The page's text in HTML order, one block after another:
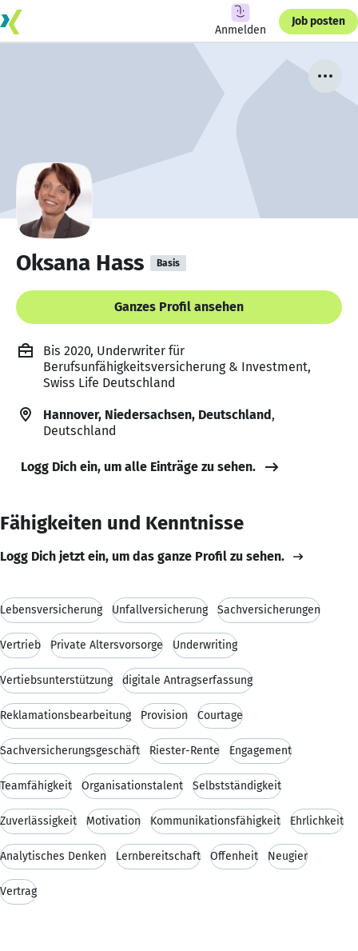
Anmelden
Job posten
Oksana Hass Basis
Ganzes Profil ansehen
Bis 2020, Underwriter für
Berufsunfähigkeitsversicherung & Investment,
Swiss Life Deutschland
Hannover, Niedersachsen, Deutschland,
Deutschland
Logg Dich ein, um alle Einträge zu sehen.
Fähigkeiten und Kenntnisse
Logg Dich jetzt ein, um das ganze Profil zu sehen.
Lebensversicherung Unfallversicherung Sachversicherungen
Vertrieb Private Altersvorsorge Underwriting
Vertiebsunterstützung digitale Antragserfassung
Reklamationsbearbeitung Provision Courtage
Sachversicherungsgeschäft Riester-Rente Engagement
Teamfähigkeit Organisationstalent Selbstständigkeit
Zuverlässigkeit Motivation Kommunikationsfähigkeit Ehrlichkeit
Analytisches Denken Lernbereitschaft Offenheit Neugier
Vertrag